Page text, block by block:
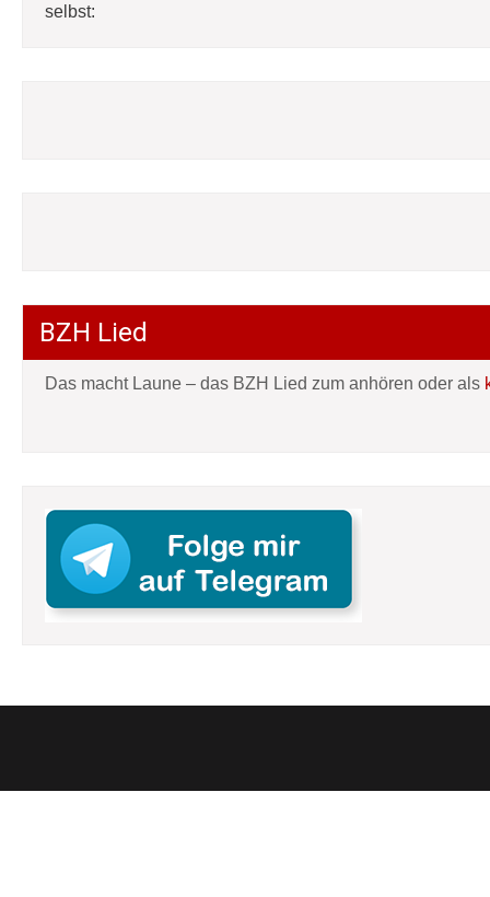
selbst:
BZH Lied
Das macht Laune – das BZH Lied zum anhören oder als